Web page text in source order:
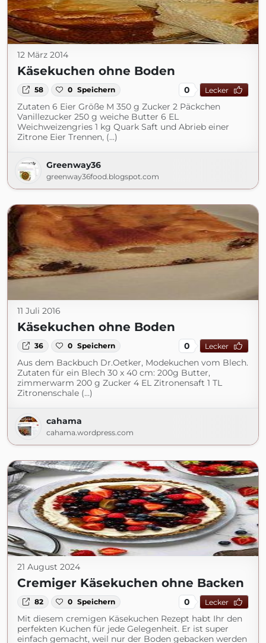
12 März 2014
Käsekuchen ohne Boden
58 0 Speichern 0 Lecker
Zutaten 6 Eier Größe M 350 g Zucker 2 Päckchen
Vanillezucker 250 g weiche Butter 6 EL
Weichweizengries 1 kg Quark Saft und Abrieb einer
Zitrone Eier Trennen, (...)
Greenway36
greenway36food.blogspot.com
11 Juli 2016
Käsekuchen ohne Boden
36 0 Speichern 0 Lecker
Aus dem Backbuch Dr.Oetker, Modekuchen vom Blech.
Zutaten für ein Blech 30 x 40 cm: 200g Butter,
zimmerwarm 200 g Zucker 4 EL Zitronensaft 1 TL
Zitronenschale (...)
cahama
cahama.wordpress.com
21 August 2024
Cremiger Käsekuchen ohne Backen
82 0 Speichern 0 Lecker
Mit diesem cremigen Käsekuchen Rezept habt Ihr den
perfekten Kuchen für jede Gelegenheit. Er ist super
einfach gemacht, weil nur der Boden gebacken werden